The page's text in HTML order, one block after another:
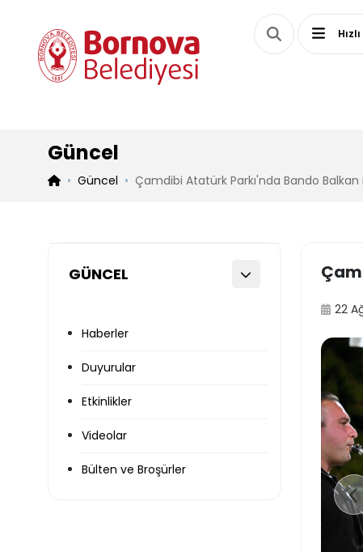
Güncel
Güncel Çamdibi Atatürk Parkı'nda Bando Balkan
GÜNCEL
Haberler
Duyurular
Etkinlikler
Videolar
Bülten ve Broşürler
22